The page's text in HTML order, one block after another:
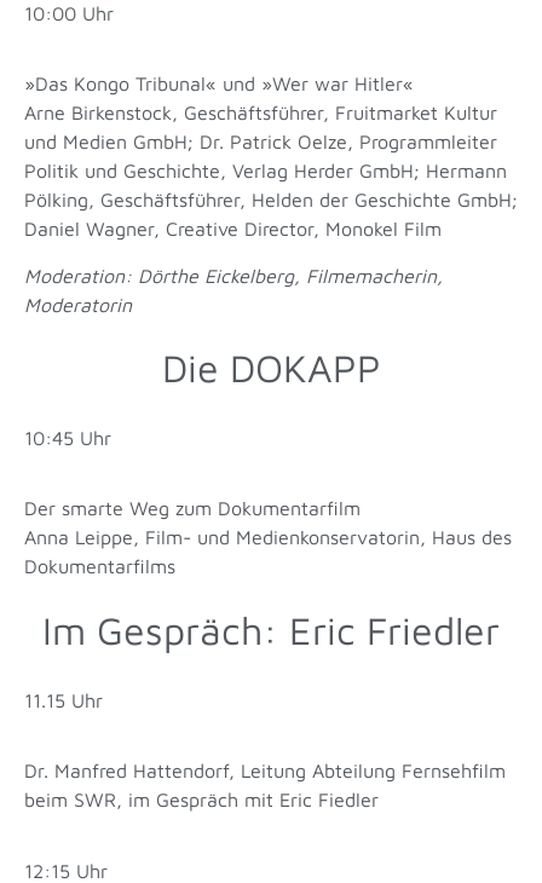
10:00 Uhr
»Das Kongo Tribunal« und »Wer war Hitler«
Arne Birkenstock, Geschäftsführer, Fruitmarket Kultur
und Medien GmbH; Dr. Patrick Oelze, Programmleiter
Politik und Geschichte, Verlag Herder GmbH; Hermann
Pölking, Geschäftsführer, Helden der Geschichte GmbH;
Daniel Wagner, Creative Director, Monokel Film
Moderation: Dörthe Eickelberg, Filmemacherin,
Moderatorin
Die DOKAPP
10:45 Uhr
Der smarte Weg zum Dokumentarfilm
Anna Leippe, Film- und Medienkonservatorin, Haus des
Dokumentarfilms
Im Gespräch: Eric Friedler
11.15 Uhr
Dr. Manfred Hattendorf, Leitung Abteilung Fernsehfilm
beim SWR, im Gespräch mit Eric Fiedler
12:15 Uhr